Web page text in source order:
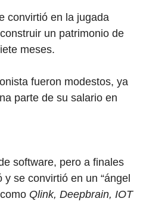
convirtió en la jugada
un patrimonio de
meses.
fueron modestos, ya
parte de su salario en
software, pero a finales
se convirtió en un “ángel
Qlink, Deepbrain, IOT